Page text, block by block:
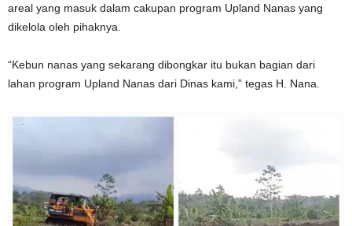
areal yang masuk dalam cakupan program Upland Nanas yang
dikelola oleh pihaknya.
“Kebun nanas yang sekarang dibongkar itu bukan bagian dari
lahan program Upland Nanas dari Dinas kami,” tegas H. Nana.